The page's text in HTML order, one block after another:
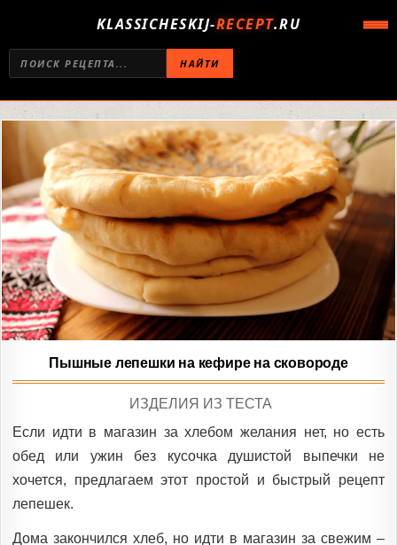
KLASSICHESKIJ-RECEPT.RU
НАЙТИ
Пышные лепешки на кефире на сковороде
POSTED
ИЗДЕЛИЯ ИЗ ТЕСТА
Если идти в магазин за хлебом желания нет, но есть
обед или ужин без кусочка душистой выпечки не
хочется, предлагаем этот простой и быстрый рецепт
лепешек.
Дома закончился хлеб, но идти в магазин за свежим –